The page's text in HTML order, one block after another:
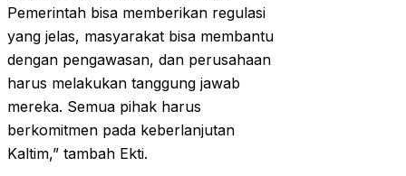
Pemerintah bisa memberikan regulasi
yang jelas, masyarakat bisa membantu
dengan pengawasan, dan perusahaan
harus melakukan tanggung jawab
mereka. Semua pihak harus
berkomitmen pada keberlanjutan
Kaltim,” tambah Ekti.